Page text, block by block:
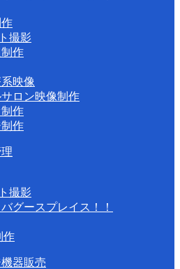
撮影
作
映像
ロン映像制作
作
作
撮影
グースプレイス！！
作
器販売